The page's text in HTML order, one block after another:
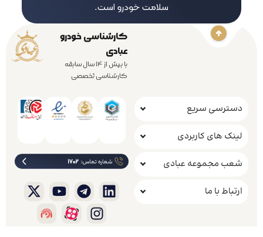
کارشناسی خودرو
عبادی
با بیش از 14 سال سابقه
کارشناسی تخصصی
دسترسی سریع
لینک های کاربردی
شعب مجموعه عبادی
ارتباط با ما